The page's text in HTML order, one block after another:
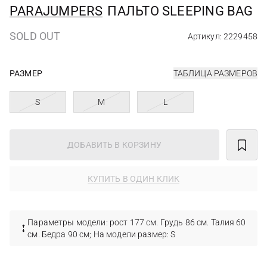
PARAJUMPERS ПАЛЬТО SLEEPING BAG
SOLD OUT Артикул: 2229458
РАЗМЕР ТАБЛИЦА РАЗМЕРОВ
S M L
ДОБАВИТЬ В КОРЗИНУ
КУПИТЬ В ОДИН КЛИК
Параметры модели: рост 177 см. Грудь 86 см. Талия 60
см. Бедра 90 см; На модели размер: S